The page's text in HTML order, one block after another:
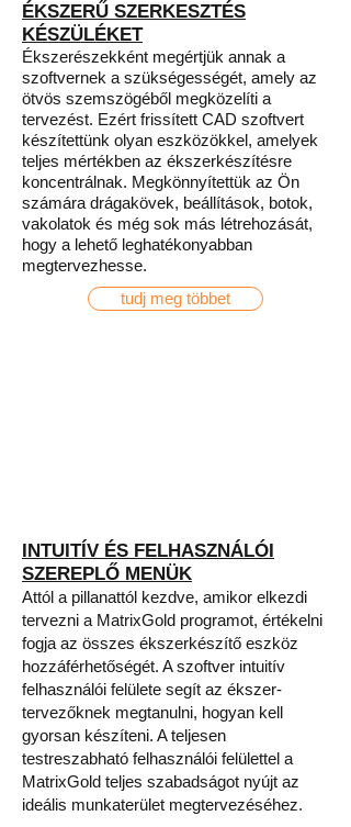
ÉKSZERŰ SZERKESZTÉS
KÉSZÜLÉKET
Ékszerészekként megértjük annak a
szoftvernek a szükségességét, amely az
ötvös szemszögéből megközelíti a
tervezést. Ezért frissített CAD szoftvert
készítettünk olyan eszközökkel, amelyek
teljes mértékben az ékszerkészítésre
koncentrálnak. Megkönnyítettük az Ön
számára drágakövek, beállítások, botok,
vakolatok és még sok más létrehozását,
hogy a lehető leghatékonyabban
megtervezhesse.
tudj meg többet
INTUITÍV ÉS FELHASZNÁLÓI
SZEREPLŐ MENÜK
Attól a pillanattól kezdve, amikor elkezdi
tervezni a MatrixGold programot, értékelni
fogja az összes ékszerkészítő eszköz
hozzáférhetőségét. A szoftver intuitív
felhasználói felülete segít az ékszer-
tervezőknek megtanulni, hogyan kell
gyorsan készíteni. A teljesen
testreszabható felhasználói felülettel a
MatrixGold teljes szabadságot nyújt az
ideális munkaterület megtervezéséhez.